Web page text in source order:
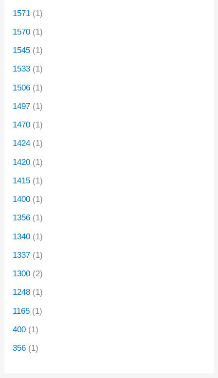
1571 (1)
1570 (1)
1545 (1)
1533 (1)
1506 (1)
1497 (1)
1470 (1)
1424 (1)
1420 (1)
1415 (1)
1400 (1)
1356 (1)
1340 (1)
1337 (1)
1300 (2)
1248 (1)
1165 (1)
400 (1)
356 (1)